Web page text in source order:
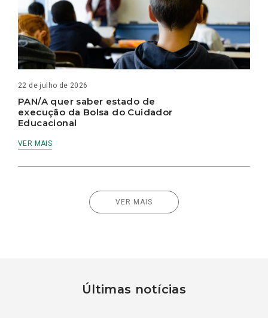
22 de julho de 2026
PAN/A quer saber estado de
execução da Bolsa do Cuidador
Educacional
VER MAIS
VER MAIS
Últimas notícias